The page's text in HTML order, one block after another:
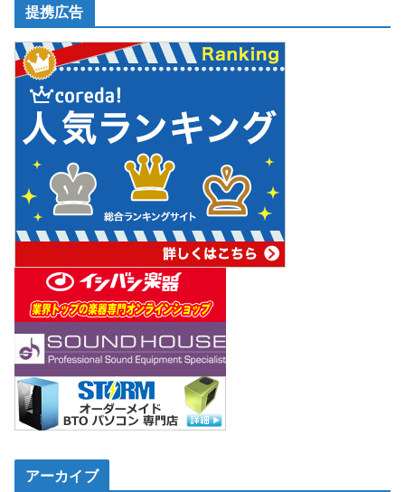
提携広告
アーカイブ